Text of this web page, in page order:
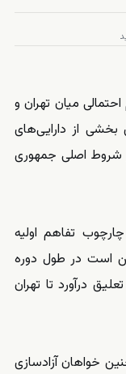
میان تهران و
بخشی از دارایی‌های
شروط اصلی جمهوری
تفاهم اولیه
است در طول دوره
درآورد تا تهران
خواهان آزادسازی